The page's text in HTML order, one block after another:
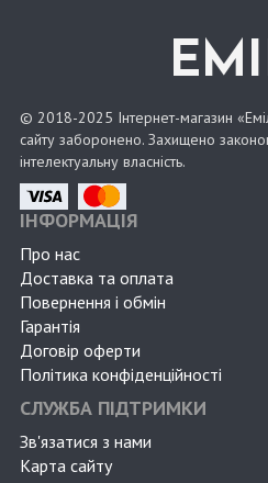
© 2018-2025 Інтернет-магазин
сайту заборонено. Захищено
інтелектуальну власність.
ІНФОРМАЦІЯ
Про нас
Доставка та оплата
Повернення і обмін
Гарантія
Договір оферти
Політика конфіденційності
СЛУЖБА ПІДТРИМКИ
Зв'язатися з нами
Карта сайту